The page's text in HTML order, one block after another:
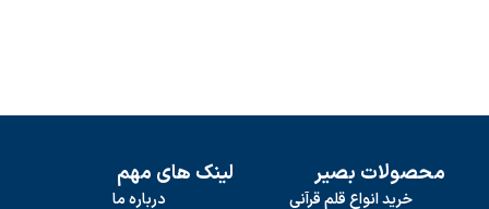
محصولات بصیر
خرید انواع قلم قرآنی
لینک های مهم
درباره ما